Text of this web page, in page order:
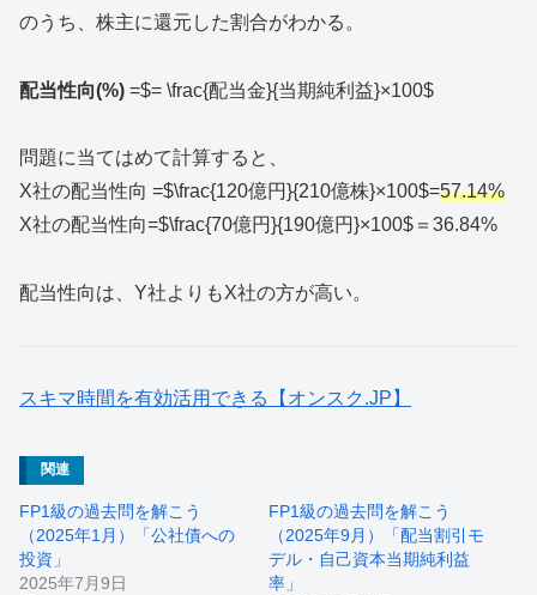
のうち、株主に還元した割合がわかる。
配当性向(%) =$= \frac{配当金}{当期純利益}×100$
問題に当てはめて計算すると、
X社の配当性向 =$\frac{120億円}{210億株}×100$=57.14%
X社の配当性向=$\frac{70億円}{190億円}×100$＝36.84%
配当性向は、Y社よりもX社の方が高い。
スキマ時間を有効活用できる【オンスク.JP】
関連
FP1級の過去問を解こう
（2025年1月）「公社債への
投資」
2025年7月9日
FP1級の過去問を解こう
（2025年9月）「配当割引モ
デル・自己資本当期純利益
率」